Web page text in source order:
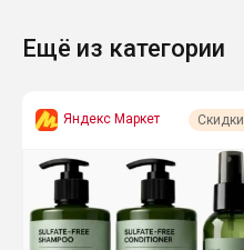
Ещё из категории
Яндекс Маркет Скидки